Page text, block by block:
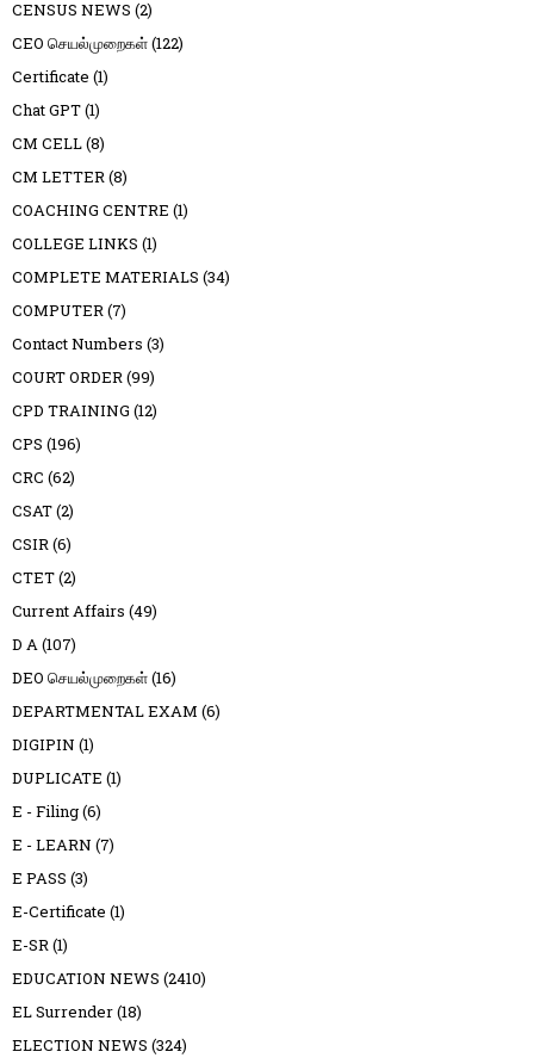
CENSUS NEWS (2)
CEO செயல்முறைகள்(122)
Certificate (1)
Chat GPT(1)
CM CELL(8)
CM LETTER(8)
COACHING CENTRE (1)
COLLEGE LINKS (1)
COMPLETE MATERIALS (34)
COMPUTER(7)
Contact Numbers (3)
COURT ORDER(99)
CPD TRAINING (12)
CPS (196)
CRC (62)
CSAT(2)
CSIR(6)
CTET(2)
Current Affairs (49)
D A(107)
DEO செயல்முறைகள்(16)
DEPARTMENTAL EXAM (6)
DIGIPIN (1)
DUPLICATE (1)
E - Filing(6)
E - LEARN (7)
E PASS (3)
E-Certificate (1)
E-SR(1)
EDUCATION NEWS (2410)
EL Surrender(18)
ELECTION NEWS (324)